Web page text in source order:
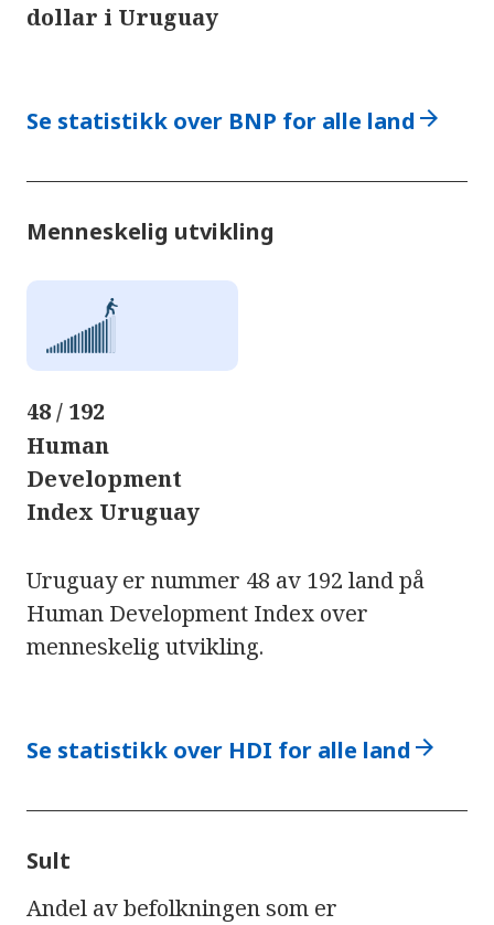
dollar i Uruguay
Se statistikk over BNP for alle land arrow_forward
Menneskelig utvikling
48 / 192
Human
Development
Index Uruguay
Uruguay er nummer 48 av 192 land på
Human Development Index over
menneskelig utvikling.
Se statistikk over HDI for alle land arrow_forward
Sult
Andel av befolkningen som er